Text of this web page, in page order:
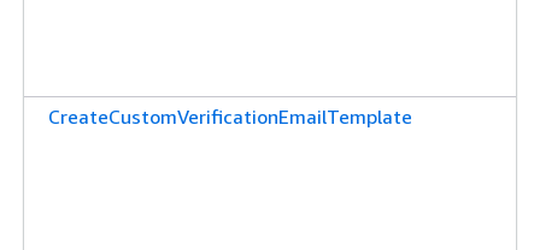
CreateCustomVerificationEmailTemplate